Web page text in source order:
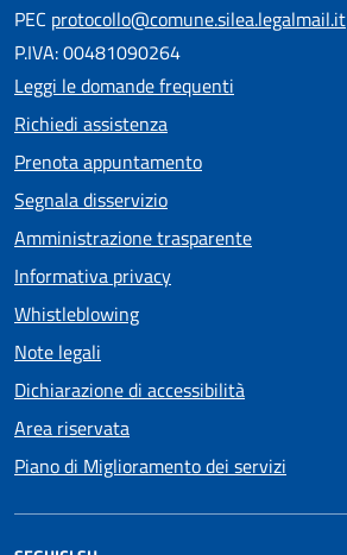
PEC protocollo@comune.silea.legalmail.it
P.IVA: 00481090264
Leggi le domande frequenti
Richiedi assistenza
Prenota appuntamento
Segnala disservizio
Amministrazione trasparente
Informativa privacy
Whistleblowing
Note legali
Dichiarazione di accessibilità
Area riservata
Piano di Miglioramento dei servizi